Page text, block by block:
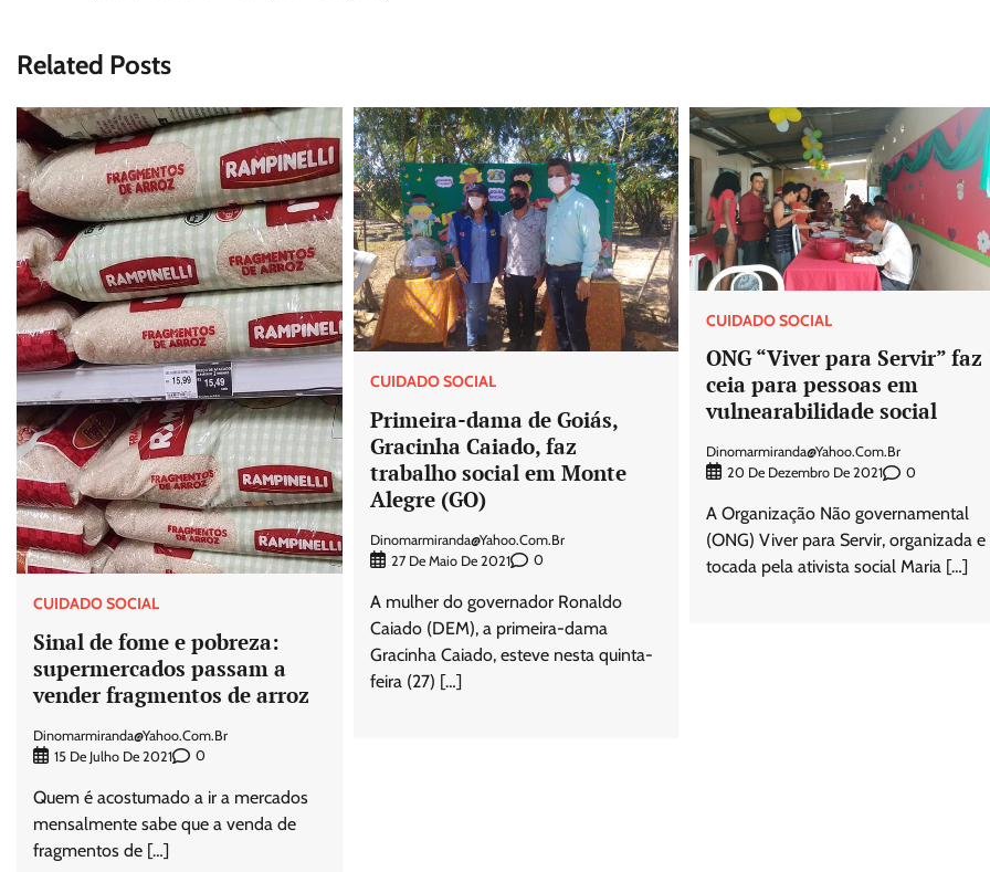
Post
Related Posts
CUIDADO SOCIAL
Sinal de fome e pobreza:
supermercados passam a
vender fragmentos de arroz
Dinomarmiranda@yahoo.com.br
15 De Julho De 2021
0
Quem é acostumado a ir a mercados
mensalmente sabe que a venda de
fragmentos de […]
CUIDADO SOCIAL
Primeira-dama de Goiás,
Gracinha Caiado, faz
trabalho social em Monte
Alegre (GO)
Dinomarmiranda@yahoo.com.br
27 De Maio De 2021
0
A mulher do governador Ronaldo
Caiado (DEM), a primeira-dama
Gracinha Caiado, esteve nesta quinta-
feira (27) […]
CUIDADO SOCIAL
ONG “Viver para Servir” faz
ceia para pessoas em
vulnearabilidade social
Dinomarmiranda@yahoo.com.br
20 De Dezembro De 2021
0
A Organização Não governamental
(ONG) Viver para Servir, organizada e
tocada pela ativista social Maria […]